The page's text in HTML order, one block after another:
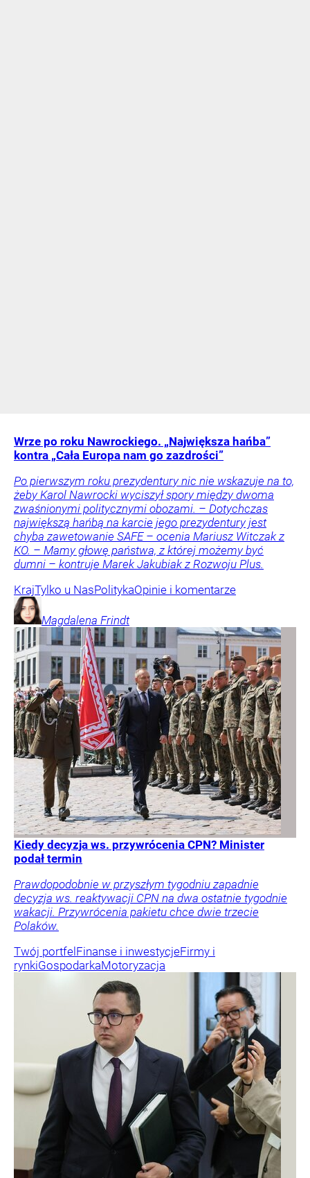
Wrze po roku Nawrockiego. „Największa hańba”
kontra „Cała Europa nam go zazdrości”
Po pierwszym roku prezydentury nic nie wskazuje na to,
żeby Karol Nawrocki wyciszył spory między dwoma
zwaśnionymi politycznymi obozami. – Dotychczas
największą hańbą na karcie jego prezydentury jest
chyba zawetowanie SAFE – ocenia Mariusz Witczak z
KO. – Mamy głowę państwa, z której możemy być
dumni – kontruje Marek Jakubiak z Rozwoju Plus.
KrajTylko u NasPolitykaOpinie i komentarze
Magdalena Frindt
Kiedy decyzja ws. przywrócenia CPN? Minister
podał termin
Prawdopodobnie w przyszłym tygodniu zapadnie
decyzja ws. reaktywacji CPN na dwa ostatnie tygodnie
wakacji. Przywrócenia pakietu chce dwie trzecie
Polaków.
Twój portfelFinanse i inwestycjeFirmy i
rynkiGospodarkaMotoryzacja